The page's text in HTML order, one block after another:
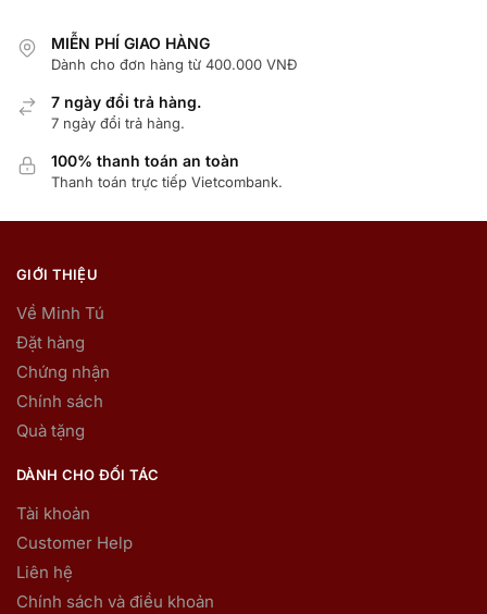
MIỄN PHÍ GIAO HÀNG
Dành cho đơn hàng từ 400.000 VNĐ
7 ngày đổi trả hàng.
7 ngày đổi trả hàng.
100% thanh toán an toàn
Thanh toán trực tiếp Vietcombank.
GIỚI THIỆU
Về Minh Tú
Đặt hàng
Chứng nhận
Chính sách
Quà tặng
DÀNH CHO ĐỐI TÁC
Tài khoản
Customer Help
Liên hệ
Chính sách và điều khoản